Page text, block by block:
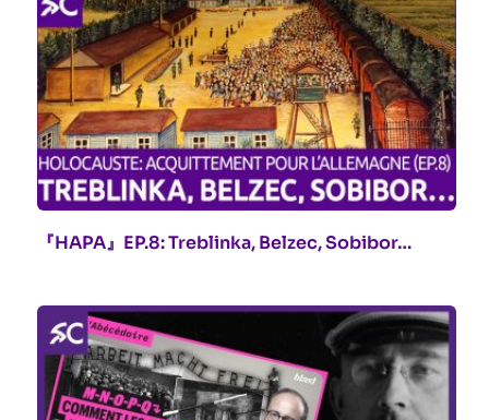
『HAPA』EP.8: Treblinka, Belzec, Sobibor…